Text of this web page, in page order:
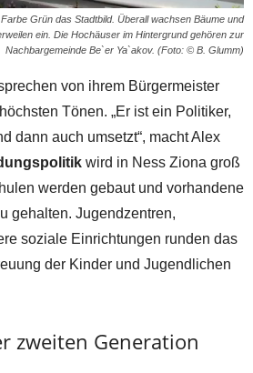
Grün das Stadtbild. Überall wachsen Bäume und
ein. Die Hochäuser im Hintergrund gehören zur
Nachbargemeinde Be`er Ya`akov. (Foto: © B. Glumm)
von ihrem Bürgermeister
Tönen. „Er ist ein Politiker,
dann auch umsetzt“, macht Alex
wird in Ness Ziona groß
werden gebaut und vorhandene
gehalten. Jugendzentren,
soziale Einrichtungen runden das
der Kinder und Jugendlichen
zweiten Generation